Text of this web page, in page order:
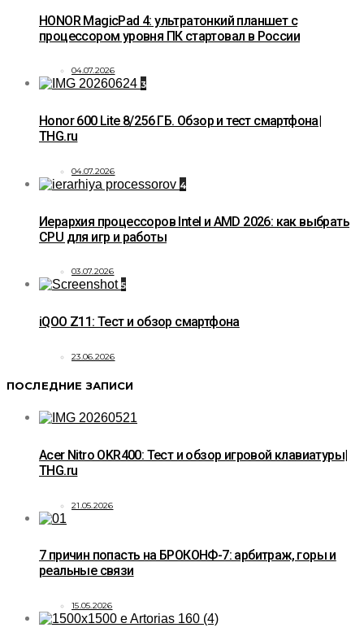
HONOR MagicPad 4: ультратонкий планшет с
процессором уровня ПК стартовал в России
04.07.2026
3
Honor 600 Lite 8/256 ГБ. Обзор и тест смартфона|
THG.ru
04.07.2026
4
Иерархия процессоров Intel и AMD 2026: как выбрать
CPU для игр и работы
03.07.2026
5
iQOO Z11: Тест и обзор смартфона
23.06.2026
ПОСЛЕДНИЕ ЗАПИСИ
Acer Nitro OKR400: Тест и обзор игровой клавиатуры|
THG.ru
21.05.2026
7 причин попасть на БРОКОНФ-7: арбитраж, горы и
реальные связи
15.05.2026